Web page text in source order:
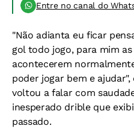
Entre no canal do
"Não adianta eu ficar
gol todo jogo, para mim
acontecerem
poder jogar bem e
voltou a falar com
inesperado drible que
passado.